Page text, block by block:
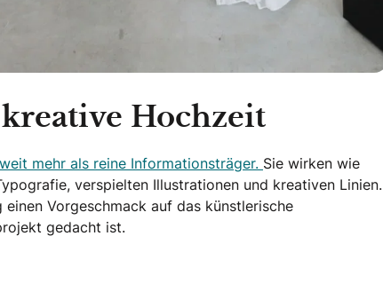
Hochzeit
mehr als reine Informationsträger. Sie wirken wie
verspielten Illustrationen und kreativen Linien.
Vorgeschmack auf das künstlerische
gedacht ist.